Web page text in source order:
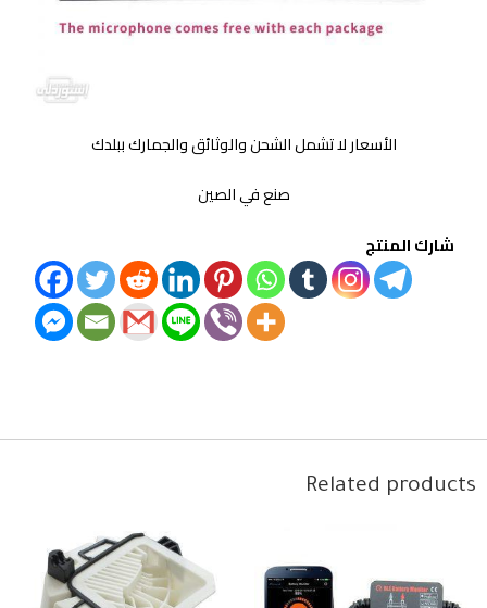
الأسعار لا تشمل الشحن والوثائق والجمارك ببلدك
صنع في الصين
شارك المنتج
Related products